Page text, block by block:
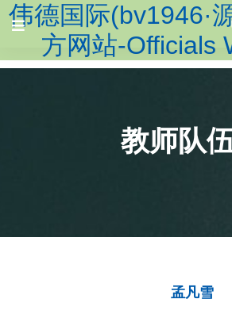
伟德国际(bv1946·
方网站-Officials
教师队
孟凡雪